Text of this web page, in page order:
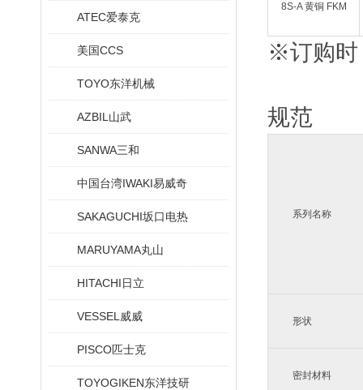
ATEC爱泰克
美国CCS
TOYO东洋机械
AZBIL山武
SANWA三和
中国台湾IWAKI易威奇
SAKAGUCHI坂口电热
MARUYAMA丸山
HITACHI日立
VESSEL威威
PISCO匹士克
TOYOGIKEN东洋技研
8S-A 黄铜 FKM
※订购时
规范
系列名称
形状
密封材料